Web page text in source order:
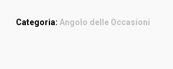
Categoria: Angolo delle Occasioni